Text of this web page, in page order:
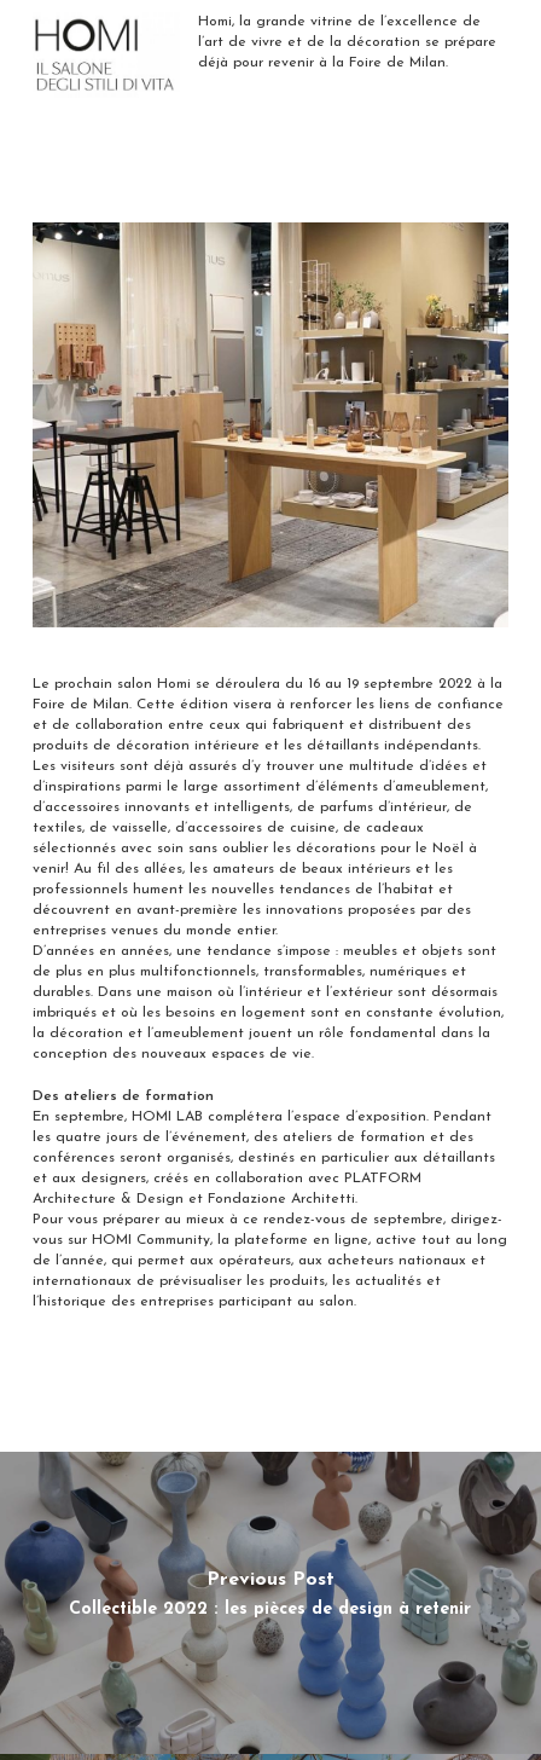
Homi, la grande vitrine de l’excellence de
l’art de vivre et de la décoration se prépare
déjà pour revenir à la Foire de Milan.
Le prochain salon Homi se déroulera du 16 au 19 septembre 2022 à la
Foire de Milan. Cette édition visera à renforcer les liens de confiance
et de collaboration entre ceux qui fabriquent et distribuent des
produits de décoration intérieure et les détaillants indépendants.
Les visiteurs sont déjà assurés d’y trouver une multitude d’idées et
d’inspirations parmi le large assortiment d’éléments d’ameublement,
d’accessoires innovants et intelligents, de parfums d’intérieur, de
textiles, de vaisselle, d’accessoires de cuisine, de cadeaux
sélectionnés avec soin sans oublier les décorations pour le Noël à
venir! Au fil des allées, les amateurs de beaux intérieurs et les
professionnels hument les nouvelles tendances de l’habitat et
découvrent en avant-première les innovations proposées par des
entreprises venues du monde entier.
D’années en années, une tendance s’impose : meubles et objets sont
de plus en plus multifonctionnels, transformables, numériques et
durables. Dans une maison où l’intérieur et l’extérieur sont désormais
imbriqués et où les besoins en logement sont en constante évolution,
la décoration et l’ameublement jouent un rôle fondamental dans la
conception des nouveaux espaces de vie.
Des ateliers de formation
En septembre, HOMI LAB complétera l’espace d’exposition. Pendant
les quatre jours de l’événement, des ateliers de formation et des
conférences seront organisés, destinés en particulier aux détaillants
et aux designers, créés en collaboration avec PLATFORM
Architecture & Design et Fondazione Architetti.
Pour vous préparer au mieux à ce rendez-vous de septembre, dirigez-
vous sur HOMI Community, la plateforme en ligne, active tout au long
de l’année, qui permet aux opérateurs, aux acheteurs nationaux et
internationaux de prévisualiser les produits, les actualités et
l’historique des entreprises participant au salon.
Previous Post
Collectible 2022 : les pièces de design à retenir